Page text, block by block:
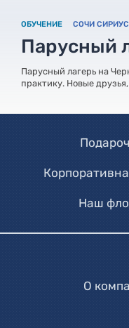
ОБУЧЕНИЕ СОЧИ СИРИУС
Парусный
Парусный лагерь на
практику. Новые
Наш
О